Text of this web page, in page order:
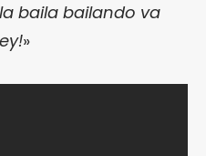
baila bailando va
»